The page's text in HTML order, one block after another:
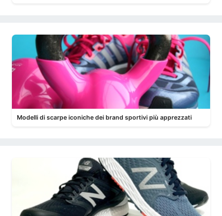
Modelli di scarpe iconiche dei brand sportivi più apprezzati